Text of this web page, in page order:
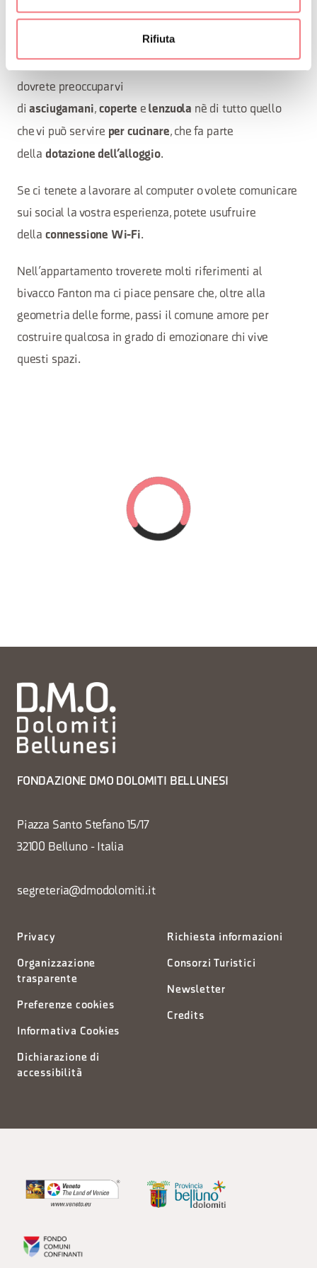
Rifiuta
Se sarete nostri ospiti, la vostra auto la potrete
dovrete preoccuparvi
diasciugamani,coperte elenzuola nè di tutto quello
che vi può servire per cucinare, che fa parte
della dotazione dell’alloggio.
Se ci tenete a lavorare al computer o volete comunicare
sui social la vostra esperienza, potete usufruire
della connessione Wi-Fi.
Nell’appartamento troverete molti riferimenti al
bivacco Fanton ma ci piace pensare che, oltre alla
geometria delle forme, passi il comune amore per
costruire qualcosa in grado di emozionare chi vive
questi spazi.
FONDAZIONE DMO DOLOMITI BELLUNESI
Piazza Santo Stefano 15/17
32100 Belluno - Italia
segreteria@dmodolomiti.it
Privacy
Organizzazione
trasparente
Preferenze cookies
Informativa Cookies
Dichiarazione di
accessibilità
Richiesta informazioni
Consorzi Turistici
Newsletter
Credits